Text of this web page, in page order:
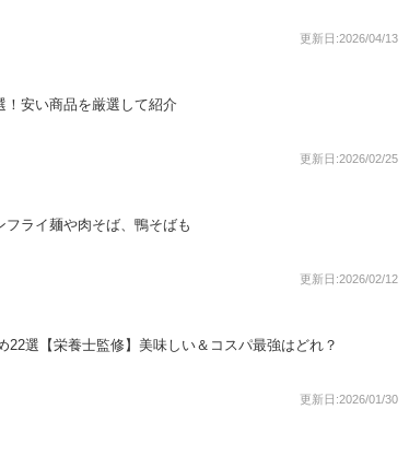
更新日:2026/04/13
！安い商品を厳選して紹介
更新日:2026/02/25
ライ麺や肉そば、鴨そばも
更新日:2026/02/12
22選【栄養士監修】美味しい＆コスパ最強はどれ？
更新日:2026/01/30